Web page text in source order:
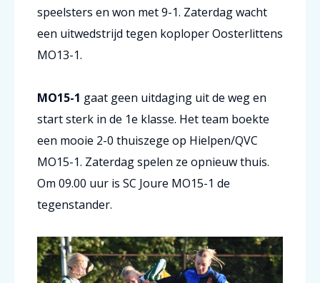
speelsters en won met 9-1. Zaterdag wacht
een uitwedstrijd tegen koploper Oosterlittens
MO13-1.
MO15-1 gaat geen uitdaging uit de weg en
start sterk in de 1e klasse. Het team boekte
een mooie 2-0 thuiszege op Hielpen/QVC
MO15-1. Zaterdag spelen ze opnieuw thuis.
Om 09.00 uur is SC Joure MO15-1 de
tegenstander.